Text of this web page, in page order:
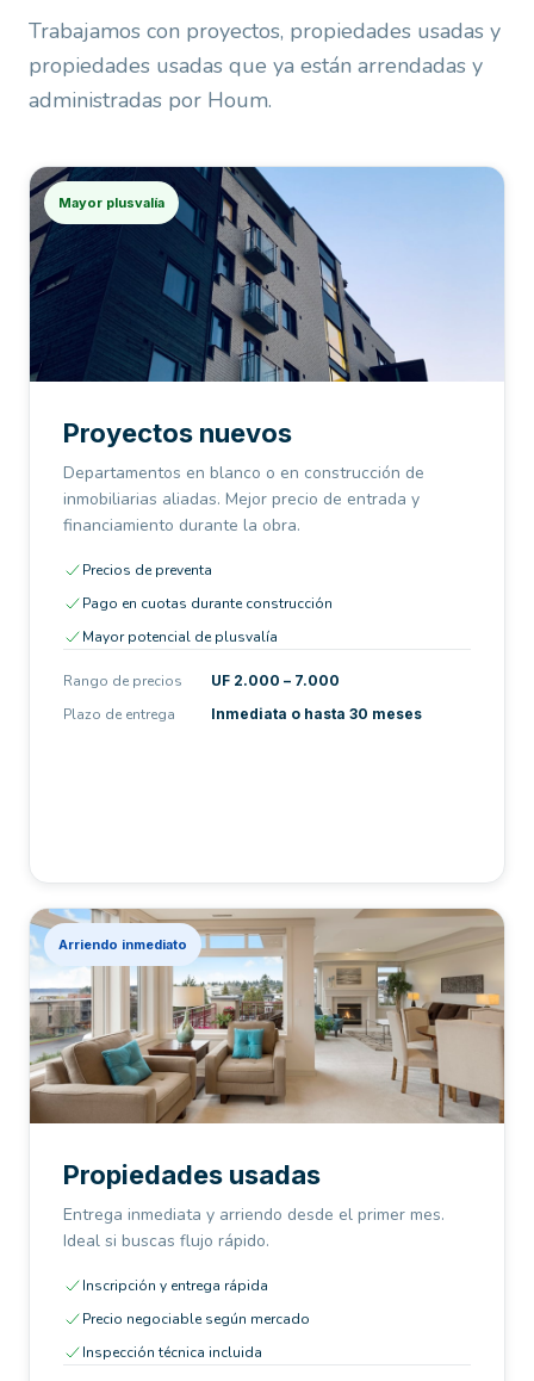
Trabajamos con proyectos, propiedades usadas y
propiedades usadas que ya están arrendadas y
administradas por Houm.
Mayor plusvalía
Proyectos nuevos
Departamentos en blanco o en construcción de
inmobiliarias aliadas. Mejor precio de entrada y
financiamiento durante la obra.
Precios de preventa
Pago en cuotas durante construcción
Mayor potencial de plusvalía
Rango de precios UF 2.000 – 7.000
Plazo de entrega Inmediata o hasta 30 meses
Arriendo inmediato
Propiedades usadas
Entrega inmediata y arriendo desde el primer mes.
Ideal si buscas flujo rápido.
Inscripción y entrega rápida
Precio negociable según mercado
Inspección técnica incluida